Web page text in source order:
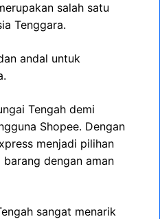
salah satu
Tenggara.
andal untuk
Tengah demi
Shopee. Dengan
menjadi pilihan
dengan aman
sangat menarik